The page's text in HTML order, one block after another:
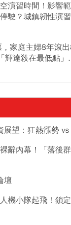
演習時間！影響
駛？城鎮韌性演
家庭主婦8年滾
輝達殺在最低點
望：狂熱漲勢
辭內幕！「落後
壇
機小隊起飛！鎖